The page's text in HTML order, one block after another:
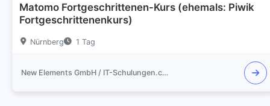
Matomo Fortgeschrittenen-Kurs (ehemals: Piwik
Fortgeschrittenenkurs)
Nürnberg 1 Tag
New Elements GmbH / IT-Schulungen.com